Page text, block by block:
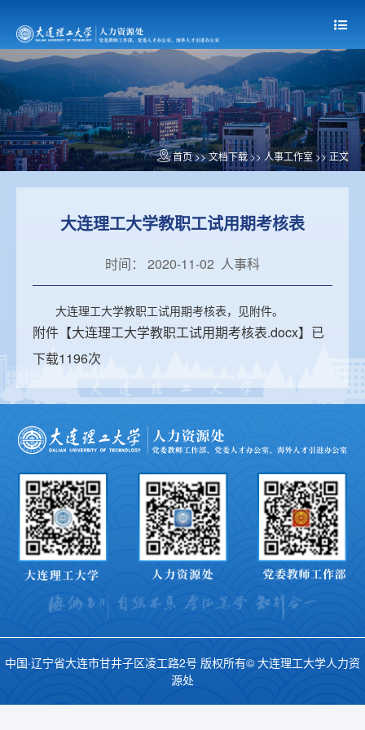
首页>> 文档下载 >> 人事工作室 >> 正文
大连理工大学教职工试用期考核表
时间： 2020-11-02 人事科
大连理工大学教职工试用期考核表，见附件。
附件【大连理工大学教职工试用期考核表.docx】已
下载1196次
中国·辽宁省大连市甘井子区凌工路2号 版权所有© 大连理工大学人力资
源处